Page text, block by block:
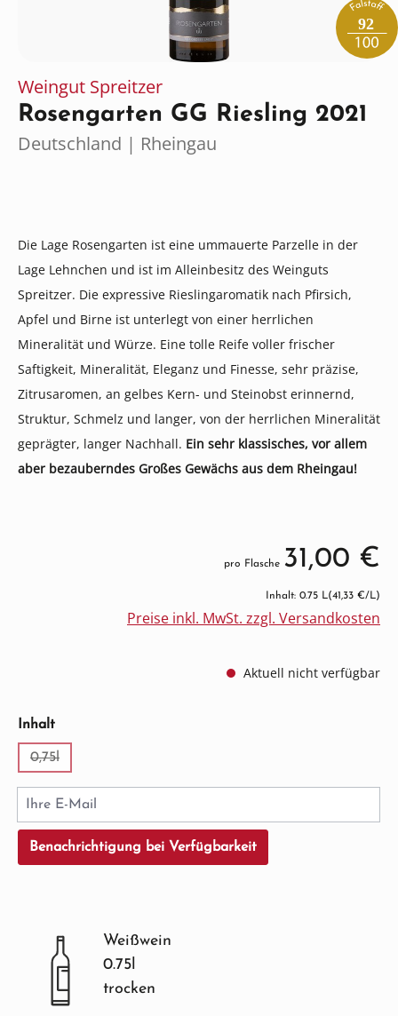
92
Weingut Spreitzer
Rosengarten GG Riesling 2021
Deutschland | Rheingau
Die Lage Rosengarten ist eine ummauerte Parzelle in der
Lage Lehnchen und ist im Alleinbesitz des Weinguts
Spreitzer. Die expressive Rieslingaromatik nach Pfirsich,
Apfel und Birne ist unterlegt von einer herrlichen
Mineralität und Würze. Eine tolle Reife voller frischer
Saftigkeit, Mineralität, Eleganz und Finesse, sehr präzise,
Zitrusaromen, an gelbes Kern- und Steinobst erinnernd,
Struktur, Schmelz und langer, von der herrlichen Mineralität
geprägter, langer Nachhall. Ein sehr klassisches, vor allem
aber bezauberndes Großes Gewächs aus dem Rheingau!
pro Flasche 31,00 €
Inhalt: 0.75 L(41,33 €/L)
Preise inkl. MwSt. zzgl. Versandkosten
Aktuell nicht verfügbar
Inhaltauswählen
0,75l
Ihre E-Mail
Benachrichtigung bei Verfügbarkeit
Weißwein
0.75l
trocken